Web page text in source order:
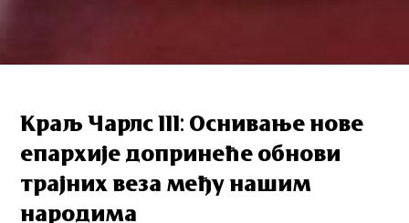
Краљ Чарлс III: Оснивање нове
епархије допринеће обнови
трајних веза међу нашим
народима